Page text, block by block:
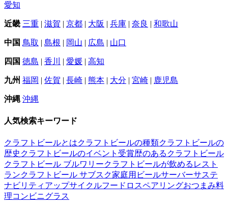
愛知
近畿 三重 | 滋賀 | 京都 | 大阪 | 兵庫 | 奈良 | 和歌山
中国 鳥取 | 島根 | 岡山 | 広島 | 山口
四国 徳島 | 香川 | 愛媛 | 高知
九州 福岡 | 佐賀 | 長崎 | 熊本 | 大分 | 宮崎 | 鹿児島
沖縄 沖縄
人気検索キーワード
クラフトビールとはクラフトビールの種類クラフトビールの
歴史 クラフトビールのイベント 受賞歴のあるクラフトビール
クラフトビール ブルワリークラフトビールが飲めるレスト
ランクラフトビール サブスク家庭用ビールサーバーサステ
ナビリティ アップサイクルフードロスペアリングおつまみ料
理コンビニグラス